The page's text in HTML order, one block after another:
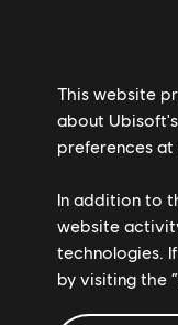
This website
about
preferences
In addition to
website
technologies.
by visiting the